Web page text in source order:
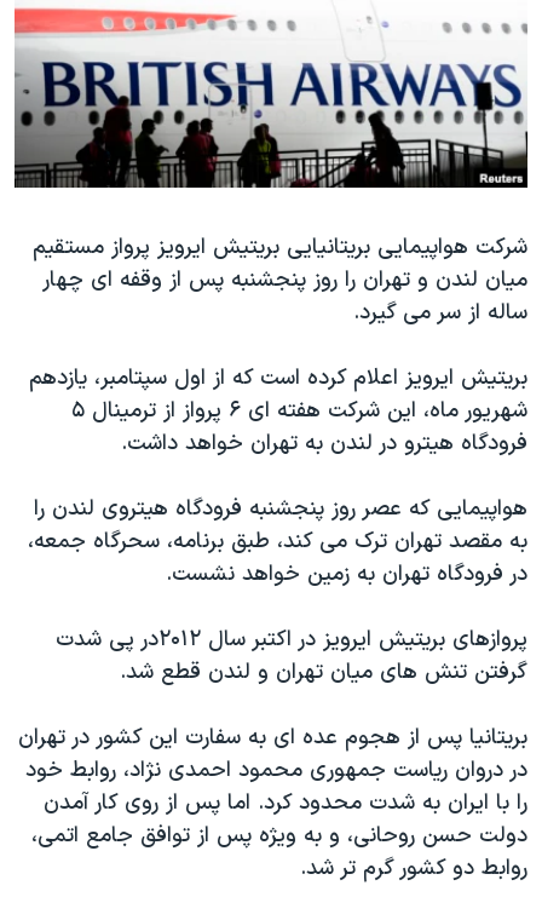
فرهنگ و زندگی
حقوق شهروندی
اقتصادی
علم و فناوری
گالری عکس
آرشیو پخش زنده
مستندها
انتخابات ریاست جمهوری آمریکا ۲۰۲۴
حمله جمهوری اسلامی به اسرائیل
رمز مهسا
اعتراضات زن، زندگی، آزادی
مجموعه مستندهای دادخواهی
تریبونال مردمی آبان ۹۸
دادگاه حمید نوری
چهل سال گروگان‌گیری
قانون شفافیت دارائی کادر رهبری ایران
اعتراضات مردمی آبان ۹۸
اسرائیل در جنگ
نرگس محمدی برنده جایزه نوبل صلح
همایش محافظه‌کاران آمریکا «سی‌پک»
صفحه‌های ویژه
دنبال کنید
زبانهای مختلف
شرکت هواپیمایی بریتانیایی بریتیش ایرویز پرواز مستقیم
میان لندن و تهران را روز پنجشنبه پس از وقفه ای چهار
ساله از سر می گیرد.
بریتیش ایرویز اعلام کرده است که از اول سپتامبر، یازدهم
شهریور ماه، این شرکت هفته ای ۶ پرواز از ترمینال ۵
فرودگاه هیترو در لندن به تهران خواهد داشت.
هواپیمایی که عصر روز پنجشنبه فرودگاه هیتروی لندن را
به مقصد تهران ترک می کند، طبق برنامه، سحرگاه جمعه،
در فرودگاه تهران به زمین خواهد نشست.
پروازهای بریتیش ایرویز در اکتبر سال ۲۰۱۲در پی شدت
گرفتن تنش های میان تهران و لندن قطع شد.
بریتانیا پس از هجوم عده ای به سفارت این کشور در تهران
در دروان ریاست جمهوری محمود احمدی نژاد، روابط خود
را با ایران به شدت محدود کرد. اما پس از روی کار آمدن
دولت حسن روحانی، و به ویژه پس از توافق جامع اتمی،
روابط دو کشور گرم تر شد.